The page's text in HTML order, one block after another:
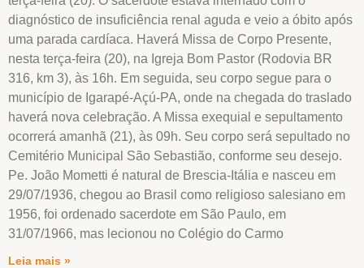
diagnóstico de insuficiência renal aguda e veio a óbito após
uma parada cardíaca. Haverá Missa de Corpo Presente,
nesta terça-feira (20), na Igreja Bom Pastor (Rodovia BR
316, km 3), às 16h. Em seguida, seu corpo segue para o
município de Igarapé-Açú-PA, onde na chegada do traslado
haverá nova celebração. A Missa exequial e sepultamento
ocorrerá amanhã (21), às 09h. Seu corpo será sepultado no
Cemitério Municipal São Sebastião, conforme seu desejo.
Pe. João Mometti é natural de Brescia-Itália e nasceu em
29/07/1936, chegou ao Brasil como religioso salesiano em
1956, foi ordenado sacerdote em São Paulo, em
31/07/1966, mas lecionou no Colégio do Carmo
Leia mais »